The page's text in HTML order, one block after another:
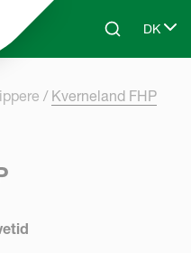
to main contentSearchDK
Select
Kverneland FHP